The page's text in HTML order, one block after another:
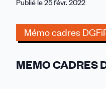
Publié le 25 févr. 2022
Mémo cadres
MEMO CADRES